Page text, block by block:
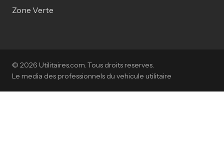
Zone Verte
© 2026 Utilitaires.com. Tous droits reserves.
Le media des professionnels du vehicule utilitaire